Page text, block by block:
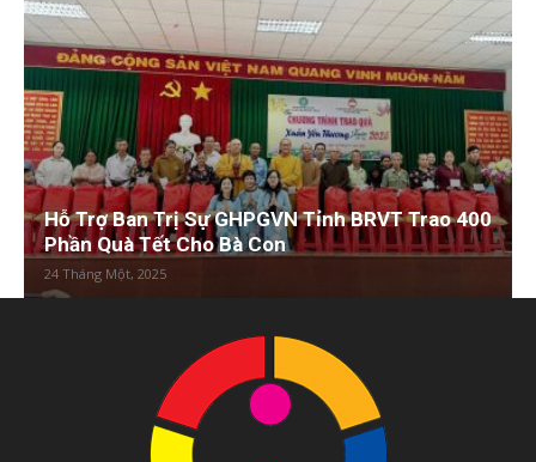
Hỗ Trợ Ban Trị Sự GHPGVN Tỉnh BRVT Trao 400
Phần Quà Tết Cho Bà Con
24 Tháng Một, 2025